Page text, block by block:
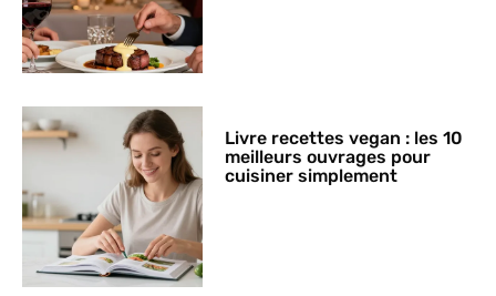
Livre recettes vegan : les 10
meilleurs ouvrages pour
cuisiner simplement